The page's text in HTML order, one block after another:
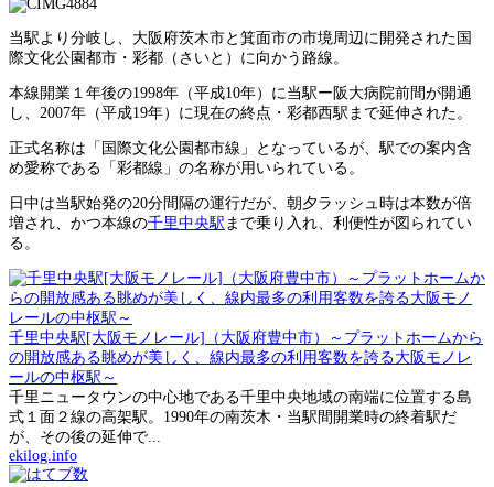
当駅より分岐し、大阪府茨木市と箕面市の市境周辺に開発された国
際文化公園都市・彩都（さいと）に向かう路線。
本線開業１年後の1998年（平成10年）に当駅ー阪大病院前間が開通
し、2007年（平成19年）に現在の終点・彩都西駅まで延伸された。
正式名称は「国際文化公園都市線」となっているが、駅での案内含
め愛称である「彩都線」の名称が用いられている。
日中は当駅始発の20分間隔の運行だが、朝夕ラッシュ時は本数が倍
増され、かつ本線の千里中央駅 まで乗り入れ、利便性が図られてい
る。
千里中央駅[大阪モノレール]（大阪府豊中市）～プラットホームから
の開放感ある眺めが美しく、線内最多の利用客数を誇る大阪モノレ
ールの中枢駅～
千里ニュータウンの中心地である千里中央地域の南端に位置する島
式１面２線の高架駅。1990年の南茨木・当駅間開業時の終着駅だ
が、その後の延伸で...
ekilog.info